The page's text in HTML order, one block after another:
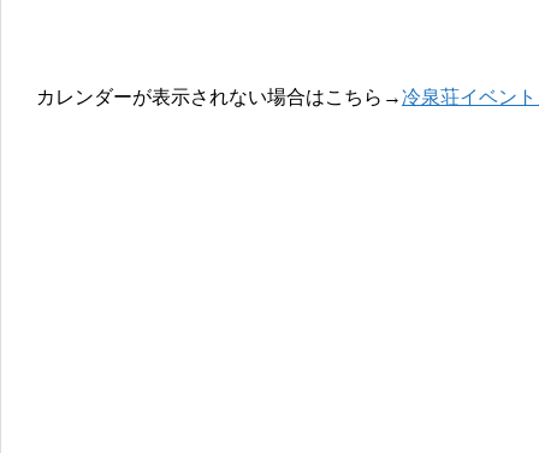
カレンダーが表示されない場合はこちら→冷泉荘イベン